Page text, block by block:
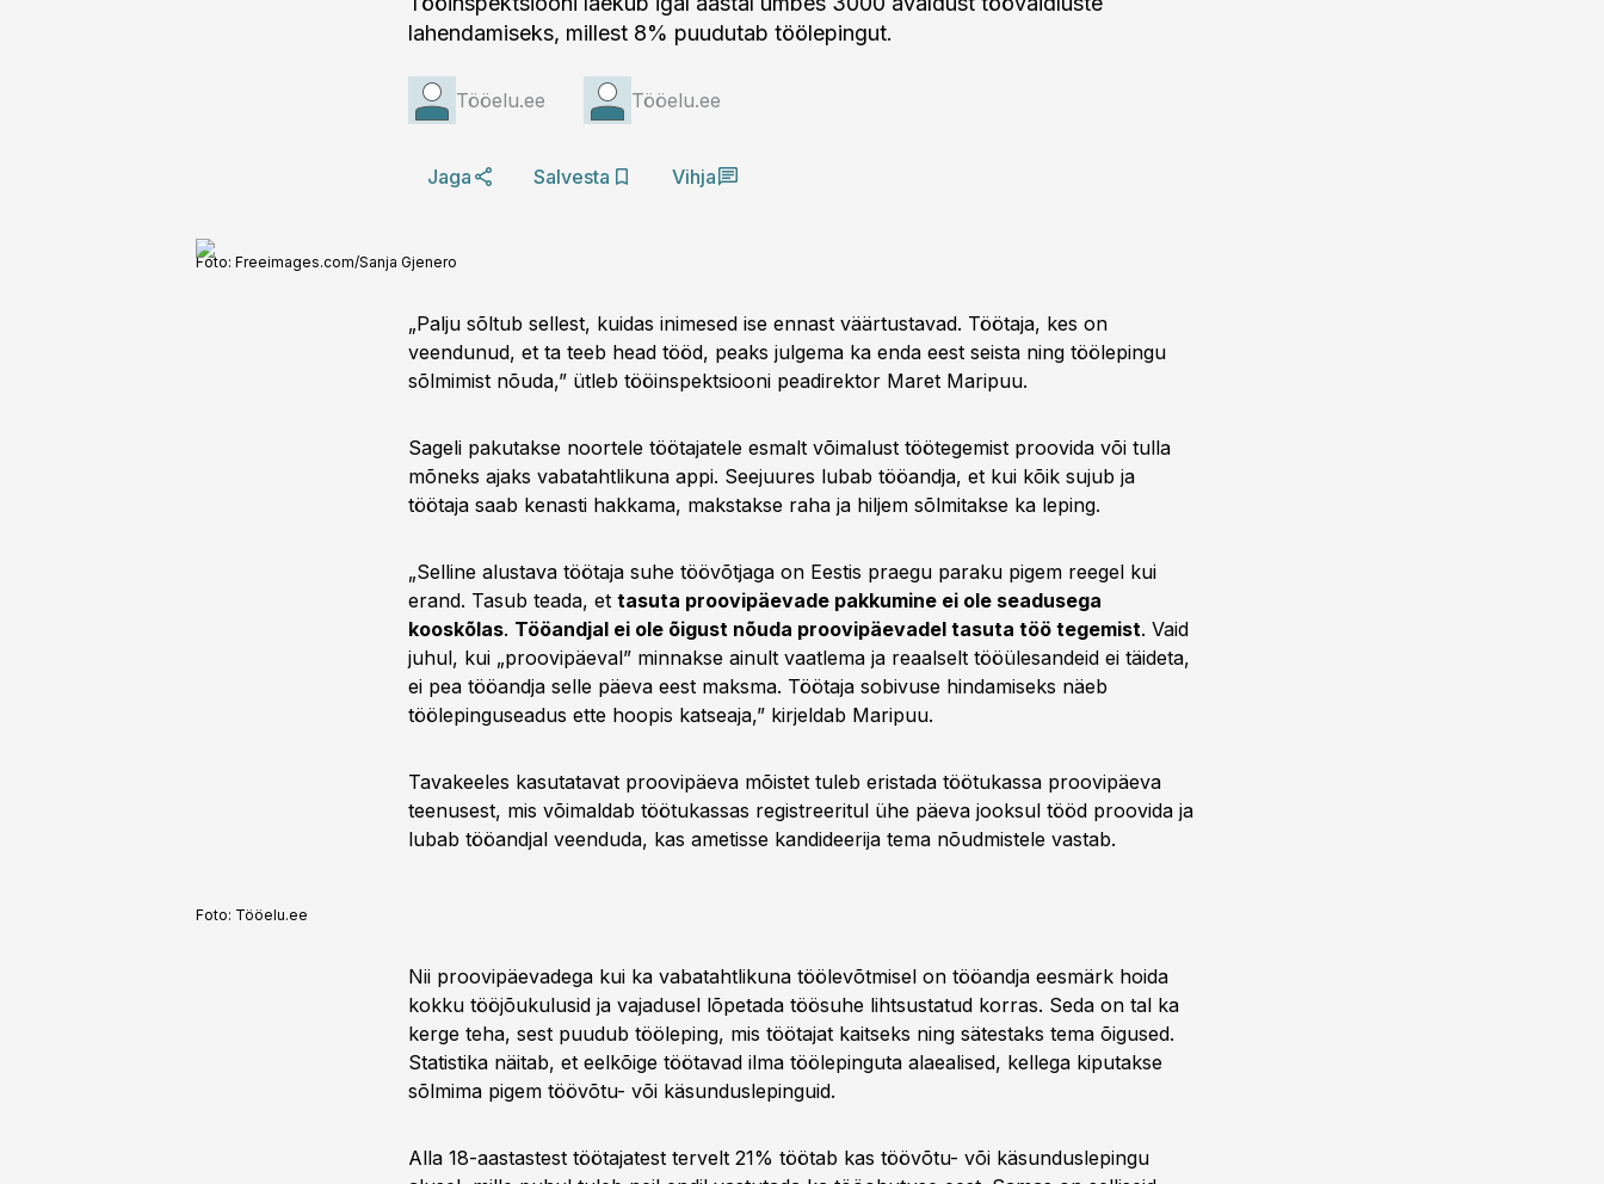
lahendamiseks, millest 8% puudutab töölepingut.
Tööelu.ee Tööelu.ee
Jaga Salvesta Vihja
Foto: Freeimages.com/Sanja Gjenero
„Palju sõltub sellest, kuidas inimesed ise ennast väärtustavad. Töötaja, kes on
veendunud, et ta teeb head tööd, peaks julgema ka enda eest seista ning töölepingu
sõlmimist nõuda,” ütleb tööinspektsiooni peadirektor Maret Maripuu.
Sageli pakutakse noortele töötajatele esmalt võimalust töötegemist proovida või tulla
mõneks ajaks vabatahtlikuna appi. Seejuures lubab tööandja, et kui kõik sujub ja
töötaja saab kenasti hakkama, makstakse raha ja hiljem sõlmitakse ka leping.
„Selline alustava töötaja suhe töövõtjaga on Eestis praegu paraku pigem reegel kui
erand. Tasub teada, et tasuta proovipäevade pakkumine ei ole seadusega
kooskõlas. Tööandjal ei ole õigust nõuda proovipäevadel tasuta töö tegemist. Vaid
juhul, kui „proovipäeval” minnakse ainult vaatlema ja reaalselt tööülesandeid ei täideta,
ei pea tööandja selle päeva eest maksma. Töötaja sobivuse hindamiseks näeb
töölepinguseadus ette hoopis katseaja,” kirjeldab Maripuu.
Tavakeeles kasutatavat proovipäeva mõistet tuleb eristada töötukassa proovipäeva
teenusest, mis võimaldab töötukassas registreeritul ühe päeva jooksul tööd proovida ja
lubab tööandjal veenduda, kas ametisse kandideerija tema nõudmistele vastab.
Foto: Tööelu.ee
Nii proovipäevadega kui ka vabatahtlikuna töölevõtmisel on tööandja eesmärk hoida
kokku tööjõukulusid ja vajadusel lõpetada töösuhe lihtsustatud korras. Seda on tal ka
kerge teha, sest puudub tööleping, mis töötajat kaitseks ning sätestaks tema õigused.
Statistika näitab, et eelkõige töötavad ilma töölepinguta alaealised, kellega kiputakse
sõlmima pigem töövõtu- või käsunduslepinguid.
Alla 18-aastastest töötajatest tervelt 21% töötab kas töövõtu- või käsunduslepingu